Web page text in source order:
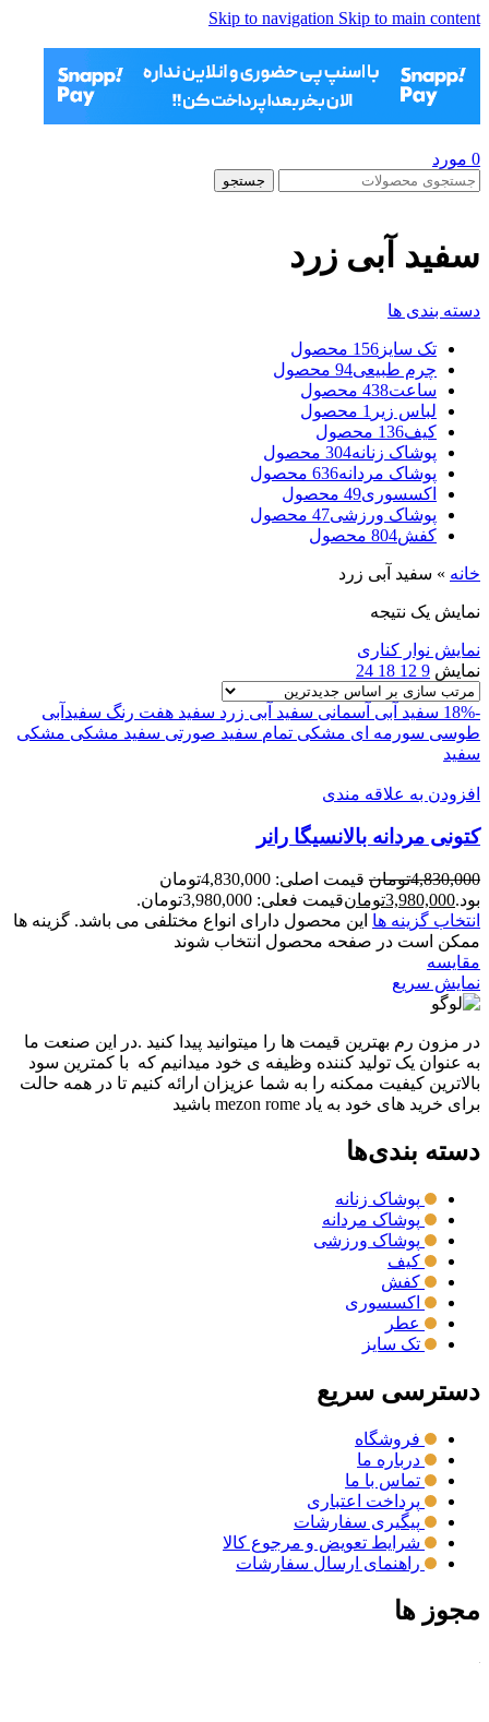
Skip to navigation Skip to main content
0 مورد
جستجو
سفید آبی زرد
دسته بندی ها
تک سایز 156 محصول
چرم طبیعی94 محصول
ساعت438 محصول
لباس زیر 1 محصول
کیف136 محصول
پوشاک زنانه304 محصول
پوشاک مردانه636 محصول
اکسسوری49 محصول
پوشاک ورزشی47 محصول
کفش804 محصول
خانه » سفید آبی زرد
نمایش یک نتیجه
نمایش نوار کناری
نمایش 9
12
18
24
-18% سفید آبی آسمانی سفید آبی زرد سفید هفت رنگ سفیدآبی
طوسی سورمه ای مشکی تمام سفید صورتی سفید مشکی مشکی
سفید
افزودن به علاقه مندی
کتونی مردانه بالانسيگا رانر
4,830,000تومان
قیمت اصلی: 4,830,000تومان
بود.3,980,000تومانقیمت فعلی: 3,980,000تومان.
انتخاب گزینه ها این محصول دارای انواع مختلفی می باشد. گزینه ها
ممکن است در صفحه محصول انتخاب شوند
مقايسه
نمایش سریع
در مزون رم بهترین قیمت ها را میتوانید پیدا کنید .در این صنعت ما
به عنوان یک تولید کننده وظیفه ی خود میدانیم که با کمترین سود
بالاترین کیفیت ممکنه را به شما عزیزان ارائه کنیم تا در همه حالت
برای خرید های خود به یاد mezon rome باشید
دسته بندی‌ها
پوشاک زنانه
پوشاک مردانه
پوشاک ورزشی
کیف
کفش
اکسسوری
عطر
تک سایز
دسترسی سریع
فروشگاه
درباره ما
تماس با ما
پرداخت اعتباری
پیگیری سفارشات
شرایط تعویض و مرجوع کالا
راهنمای ارسال سفارشات
مجوز ها